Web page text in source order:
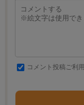
コメント投稿ご利